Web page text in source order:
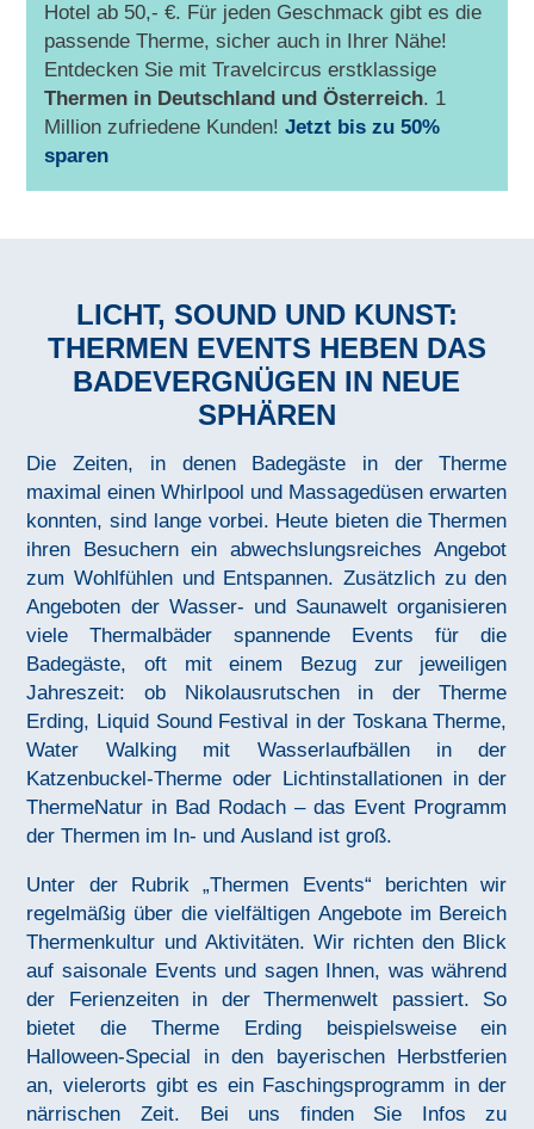
Hotel ab 50,- €. Für jeden Geschmack gibt es die
passende Therme, sicher auch in Ihrer Nähe!
Entdecken Sie mit Travelcircus erstklassige
Thermen in Deutschland und Österreich. 1
Million zufriedene Kunden!Jetzt bis zu 50%
sparen
LICHT, SOUND UND KUNST:
THERMEN EVENTS HEBEN DAS
BADEVERGNÜGEN IN NEUE
SPHÄREN
Die Zeiten, in denen Badegäste in der Therme
maximal einen Whirlpool und Massagedüsen erwarten
konnten, sind lange vorbei. Heute bieten die Thermen
ihren Besuchern ein abwechslungsreiches Angebot
zum Wohlfühlen und Entspannen. Zusätzlich zu den
Angeboten der Wasser- und Saunawelt organisieren
viele Thermalbäder spannende Events für die
Badegäste, oft mit einem Bezug zur jeweiligen
Jahreszeit: ob Nikolausrutschen in der Therme
Erding, Liquid Sound Festival in der Toskana Therme,
Water Walking mit Wasserlaufbällen in der
Katzenbuckel-Therme oder Lichtinstallationen in der
ThermeNatur in Bad Rodach – das Event Programm
der Thermen im In- und Ausland ist groß.
Unter der Rubrik „Thermen Events“ berichten wir
regelmäßig über die vielfältigen Angebote im Bereich
Thermenkultur und Aktivitäten. Wir richten den Blick
auf saisonale Events und sagen Ihnen, was während
der Ferienzeiten in der Thermenwelt passiert. So
bietet die Therme Erding beispielsweise ein
Halloween-Special in den bayerischen Herbstferien
an, vielerorts gibt es ein Faschingsprogramm in der
närrischen Zeit. Bei uns finden Sie Infos zu